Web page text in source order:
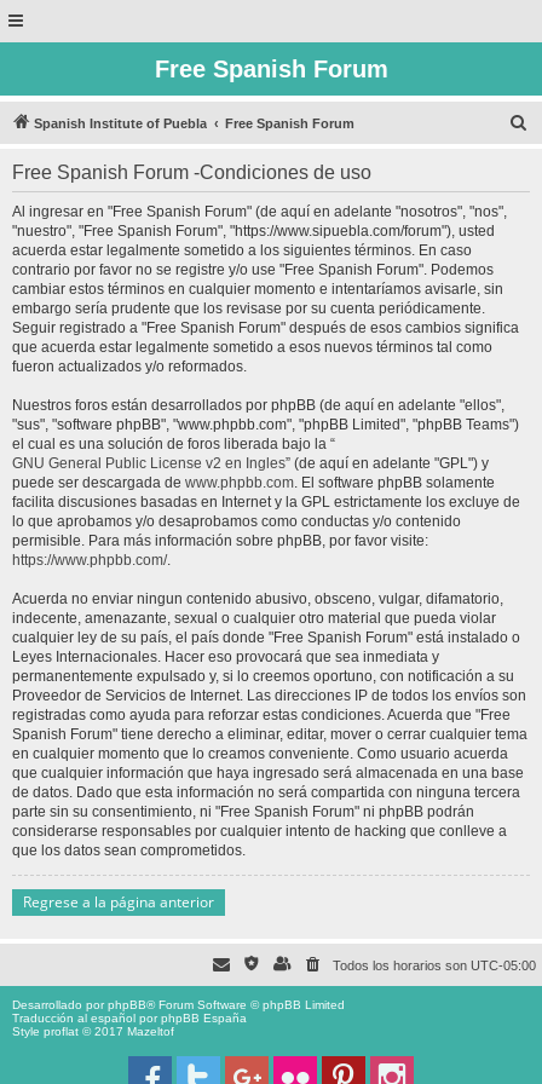
Free Spanish Forum
Spanish Institute of Puebla Free Spanish Forum
Free Spanish Forum -Condiciones de uso
Al ingresar en "Free Spanish Forum" (de aquí en adelante "nosotros", "nos",
"nuestro", "Free Spanish Forum", "https://www.sipuebla.com/forum"), usted
acuerda estar legalmente sometido a los siguientes términos. En caso
contrario por favor no se registre y/o use "Free Spanish Forum". Podemos
cambiar estos términos en cualquier momento e intentaríamos avisarle, sin
embargo sería prudente que los revisase por su cuenta periódicamente.
Seguir registrado a "Free Spanish Forum" después de esos cambios significa
que acuerda estar legalmente sometido a esos nuevos términos tal como
fueron actualizados y/o reformados.
Nuestros foros están desarrollados por phpBB (de aquí en adelante "ellos",
"sus", "software phpBB", "www.phpbb.com", "phpBB Limited", "phpBB Teams")
el cual es una solución de foros liberada bajo la “
GNU General Public License v2 en Ingles” (de aquí en adelante "GPL") y
puede ser descargada de www.phpbb.com. El software phpBB solamente
facilita discusiones basadas en Internet y la GPL estrictamente los excluye de
lo que aprobamos y/o desaprobamos como conductas y/o contenido
permisible. Para más información sobre phpBB, por favor visite:
https://www.phpbb.com/.
Acuerda no enviar ningun contenido abusivo, obsceno, vulgar, difamatorio,
indecente, amenazante, sexual o cualquier otro material que pueda violar
cualquier ley de su país, el país donde "Free Spanish Forum" está instalado o
Leyes Internacionales. Hacer eso provocará que sea inmediata y
permanentemente expulsado y, si lo creemos oportuno, con notificación a su
Proveedor de Servicios de Internet. Las direcciones IP de todos los envíos son
registradas como ayuda para reforzar estas condiciones. Acuerda que "Free
Spanish Forum" tiene derecho a eliminar, editar, mover o cerrar cualquier tema
en cualquier momento que lo creamos conveniente. Como usuario acuerda
que cualquier información que haya ingresado será almacenada en una base
de datos. Dado que esta información no será compartida con ninguna tercera
parte sin su consentimiento, ni "Free Spanish Forum" ni phpBB podrán
considerarse responsables por cualquier intento de hacking que conlleve a
que los datos sean comprometidos.
Regrese a la página anterior
Todos los horarios son UTC-05:00
Desarrollado porphpBB® Forum Software © phpBB Limited
Traducción al español porphpBB España
Style proflat © 2017 Mazeltof